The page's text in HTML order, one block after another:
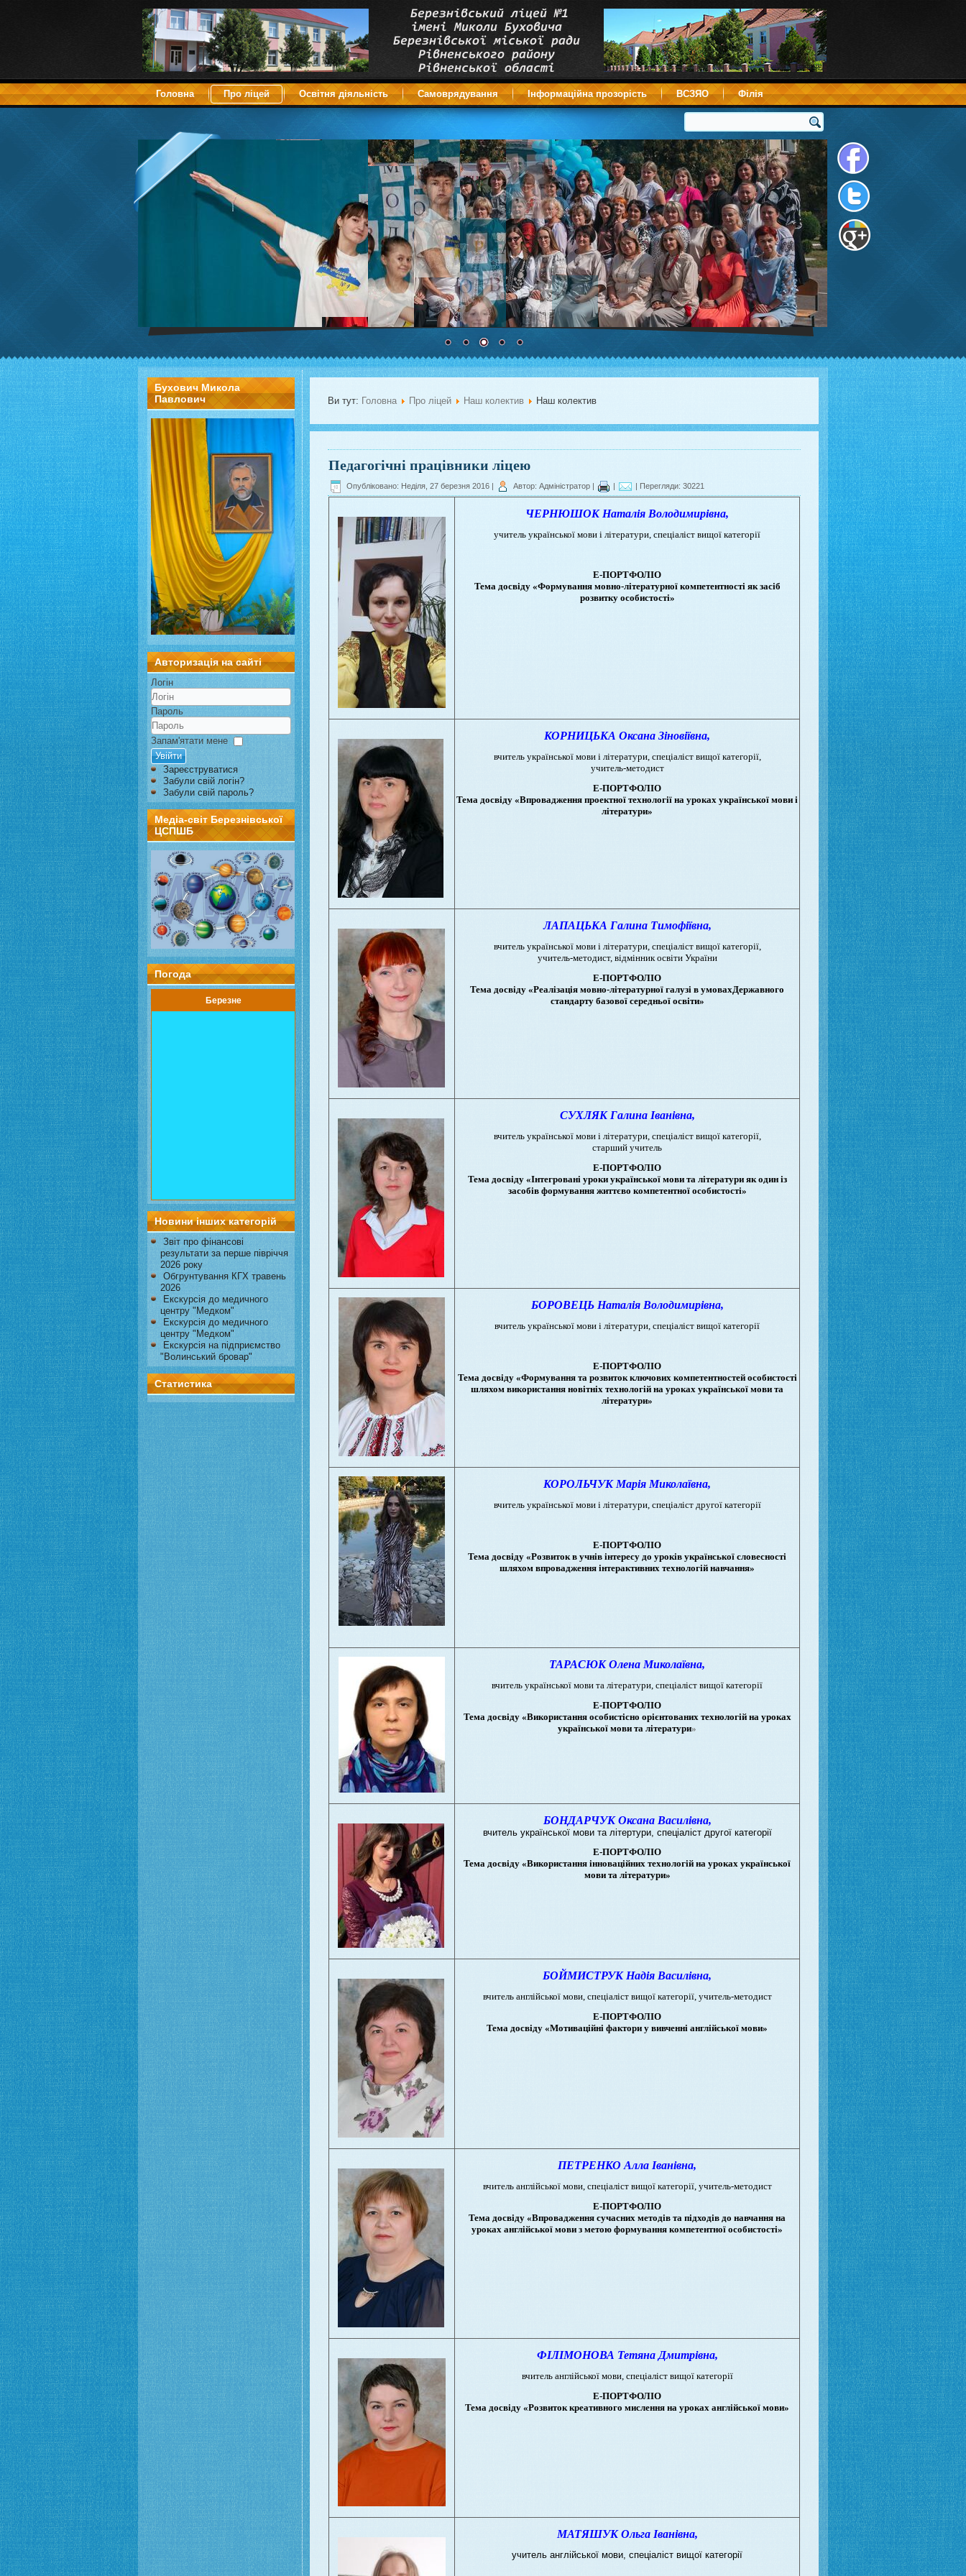
Головна Про ліцей Освітня діяльність Самоврядування Інформаційна прозорість ВСЗЯО Філія
Бухович Микола
Павлович
Авторизація на сайті
Логін
Пароль
Запам'ятати мене
Увійти
Зареєструватися
Забули свій логін?
Забули свій пароль?
Медіа-світ Березнівської
ЦСПШБ
Погода
Березне
Новини інших категорій
Звіт про фінансові
результати за перше півріччя
2026 року
Обгрунтування КГХ травень
2026
Екскурсія до медичного
центру "Медком"
Екскурсія до медичного
центру "Медком"
Екскурсія на підприємство
"Волинський бровар"
Статистика
Ви тут: Головна Про ліцей Наш колектив Наш колектив
Педагогічні працівники ліцею
Опубліковано: Неділя, 27 березня 2016 | Автор: Адміністратор | | | Перегляди: 30221
ЧЕРНЮШОК Наталія Володимирівна,
учитель української мови і літератури, спеціаліст вищої категорії
Е-ПОРТФОЛІО
Тема досвіду «Формування мовно-літературної компетентності як засіб
розвитку особистості»
КОРНИЦЬКА Оксана Зіновіївна,
вчитель української мови і літератури, спеціаліст вищої категорії,
учитель-методист
Е-ПОРТФОЛІО
Тема досвіду «Впровадження проектної технології на уроках української мови і
літератури»
ЛАПАЦЬКА Галина Тимофіївна,
вчитель української мови і літератури, спеціаліст вищої категорії,
учитель-методист, відмінник освіти України
Е-ПОРТФОЛІО
Тема досвіду «Реалізація мовно-літературної галузі в умовахДержавного
стандарту базової середньої освіти»
СУХЛЯК Галина Іванівна,
вчитель української мови і літератури, спеціаліст вищої категорії,
старший учитель
Е-ПОРТФОЛІО
Тема досвіду «Інтегровані уроки української мови та літератури як один із
засобів формування життєво компетентної особистості»
БОРОВЕЦЬ Наталiя Володимирiвна,
вчитель української мови і літератури, спеціаліст вищої категорії
Е-ПОРТФОЛІО
Тема досвіду «Формування та розвиток ключових компетентностей особистості
шляхом використання новітніх технологій на уроках української мови та
літератури»
КОРОЛЬЧУК Марія Миколаївна,
вчитель української мови і літератури, спеціаліст другої категорії
Е-ПОРТФОЛІО
Тема досвіду «Розвиток в учнів інтересу до уроків української словесності
шляхом впровадження інтерактивних технологій навчання»
ТАРАСЮК Олена Миколаївна,
вчитель української мови та літератури, спеціаліст вищої категорії
Е-ПОРТФОЛІО
Тема досвіду «Використання особистісно орієнтованих технологій на уроках
української мови та літератури»
БОНДАРЧУК Оксана Василівна,
вчитель української мови та літертури, спеціаліст другої категорії
Е-ПОРТФОЛІО
Тема досвіду «Використання інноваційних технологій на уроках української
мови та літератури»
БОЙМИСТРУК Надія Василівна,
вчитель англійської мови, спеціаліст вищої категорії, учитель-методист
Е-ПОРТФОЛІО
Тема досвіду «Мотиваційні фактори у вивченні англійської мови»
ПЕТРЕНКО Алла Іванівна,
вчитель англійської мови, спеціаліст вищої категорії, учитель-методист
Е-ПОРТФОЛІО
Тема досвіду «Впровадження сучасних методів та підходів до навчання на
уроках англійської мови з метою формування компетентної особистості»
ФІЛІМОНОВА Тетяна Дмитрівна,
вчитель англійської мови, спеціаліст вищої категорії
Е-ПОРТФОЛІО
Тема досвіду «Розвиток креативного мислення на уроках англійської мови»
МАТЯШУК Ольга Іванівна,
учитель англійської мови, спеціаліст вищої категорії